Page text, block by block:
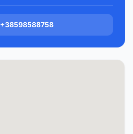
+38598588758